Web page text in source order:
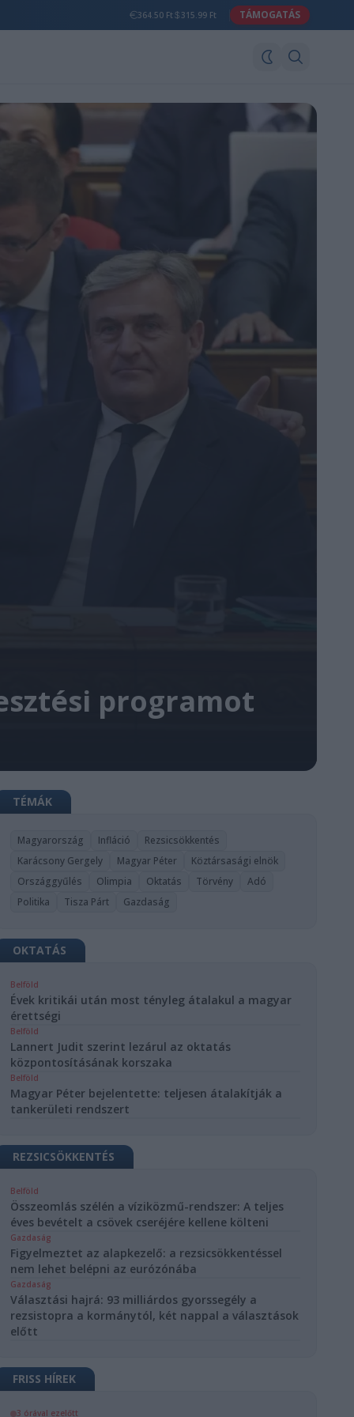
364.50 Ft 315.99 Ft TÁMOGATÁS
programot
TÉMÁK
Magyarország Infláció
Rezsicsökkentés
Karácsony Gergely
Magyar Péter
Köztársasági elnök
Országgyűlés
Olimpia Oktatás Törvény
Adó
Politika
Tisza Párt Gazdaság
OKTATÁS
Belföld
Évek kritikái után most tényleg átalakul a magyar
érettségi
Belföld
Lannert Judit szerint lezárul az oktatás
központosításának korszaka
Belföld
Magyar Péter bejelentette: teljesen átalakítják a
tankerületi rendszert
REZSICSÖKKENTÉS
Belföld
Összeomlás szélén a víziközmű-rendszer: A teljes
éves bevételt a csövek cseréjére kellene költeni
Gazdaság
Figyelmeztet az alapkezelő: a rezsicsökkentéssel
nem lehet belépni az eurózónába
Gazdaság
Választási hajrá: 93 milliárdos gyorssegély a
rezsistopra a kormánytól, két nappal a választások
előtt
FRISS HÍREK
3 órával ezelőtt